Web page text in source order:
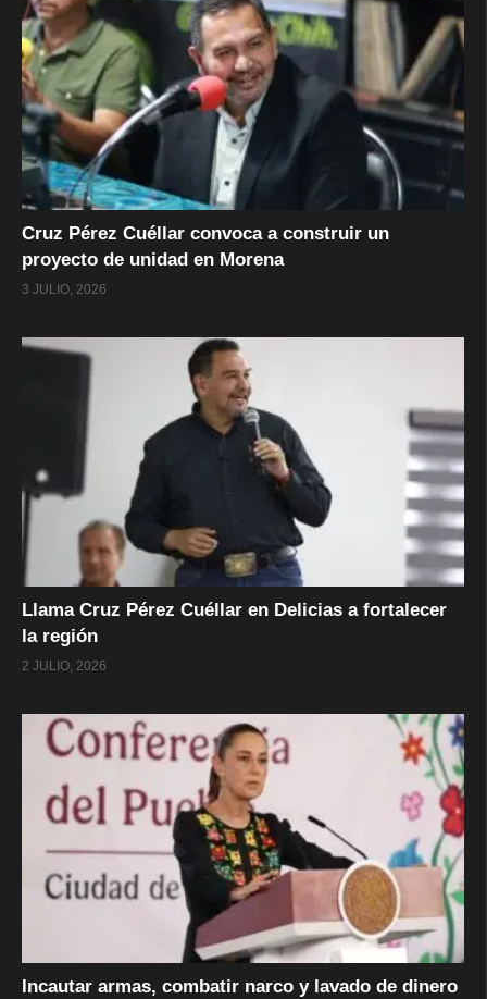
Cruz Pérez Cuéllar convoca a construir un
proyecto de unidad en Morena
3 JULIO, 2026
Llama Cruz Pérez Cuéllar en Delicias a fortalecer
la región
2 JULIO, 2026
Incautar armas, combatir narco y lavado de dinero